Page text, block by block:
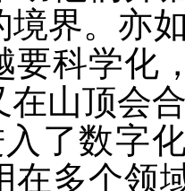
境界。亦
要科学化
山顶会
了数字
在多个领